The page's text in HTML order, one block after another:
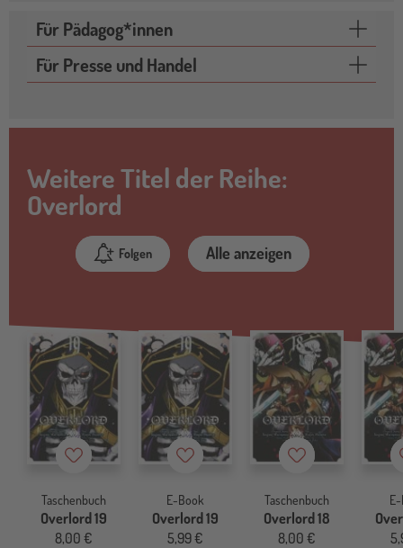
Für Pädagog*innen
Für Presse und Handel
Weitere Titel der Reihe:
Overlord
Folgen Alle anzeigen
Merkzettel
Taschenbuch
Overlord 19
8,00 €
Merkzettel
E-Book
Overlord 19
5,99 €
Merkzettel
Taschenbuch
Overlord 18
8,00 €